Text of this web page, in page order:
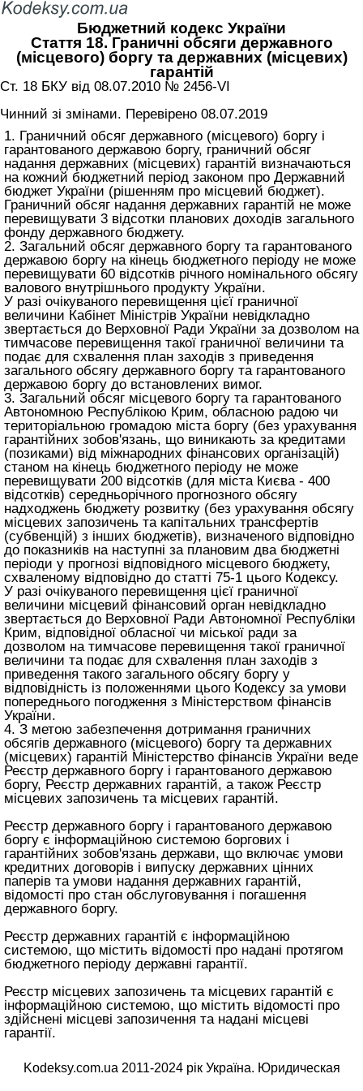
Бюджетний кодекс України
Стаття 18. Граничні обсяги державного
(місцевого) боргу та державних (місцевих)
гарантій
Ст. 18 БКУ від 08.07.2010 № 2456-VI
Чинний зі змінами. Перевірено 08.07.2019
1. Граничний обсяг державного (місцевого) боргу і
гарантованого державою боргу, граничний обсяг
надання державних (місцевих) гарантій визначаються
на кожний бюджетний період законом про Державний
бюджет України (рішенням про місцевий бюджет).
Граничний обсяг надання державних гарантій не може
перевищувати 3 відсотки планових доходів загального
фонду державного бюджету.
2. Загальний обсяг державного боргу та гарантованого
державою боргу на кінець бюджетного періоду не може
перевищувати 60 відсотків річного номінального обсягу
валового внутрішнього продукту України.
У разі очікуваного перевищення цієї граничної
величини Кабінет Міністрів України невідкладно
звертається до Верховної Ради України за дозволом на
тимчасове перевищення такої граничної величини та
подає для схвалення план заходів з приведення
загального обсягу державного боргу та гарантованого
державою боргу до встановлених вимог.
3. Загальний обсяг місцевого боргу та гарантованого
Автономною Республікою Крим, обласною радою чи
територіальною громадою міста боргу (без урахування
гарантійних зобов'язань, що виникають за кредитами
(позиками) від міжнародних фінансових організацій)
станом на кінець бюджетного періоду не може
перевищувати 200 відсотків (для міста Києва - 400
відсотків) середньорічного прогнозного обсягу
надходжень бюджету розвитку (без урахування обсягу
місцевих запозичень та капітальних трансфертів
(субвенцій) з інших бюджетів), визначеного відповідно
до показників на наступні за плановим два бюджетні
періоди у прогнозі відповідного місцевого бюджету,
схваленому відповідно до статті 75-1 цього Кодексу.
У разі очікуваного перевищення цієї граничної
величини місцевий фінансовий орган невідкладно
звертається до Верховної Ради Автономної Республіки
Крим, відповідної обласної чи міської ради за
дозволом на тимчасове перевищення такої граничної
величини та подає для схвалення план заходів з
приведення такого загального обсягу боргу у
відповідність із положеннями цього Кодексу за умови
попереднього погодження з Міністерством фінансів
України.
4. З метою забезпечення дотримання граничних
обсягів державного (місцевого) боргу та державних
(місцевих) гарантій Міністерство фінансів України веде
Реєстр державного боргу і гарантованого державою
боргу, Реєстр державних гарантій, а також Реєстр
місцевих запозичень та місцевих гарантій.
Реєстр державного боргу і гарантованого державою
боргу є інформаційною системою боргових і
гарантійних зобов'язань держави, що включає умови
кредитних договорів і випуску державних цінних
паперів та умови надання державних гарантій,
відомості про стан обслуговування і погашення
державного боргу.
Реєстр державних гарантій є інформаційною
системою, що містить відомості про надані протягом
бюджетного періоду державні гарантії.
Реєстр місцевих запозичень та місцевих гарантій є
інформаційною системою, що містить відомості про
здійснені місцеві запозичення та надані місцеві
гарантії.
Kodeksy.com.ua 2011-2024 рік Україна. Юридическая